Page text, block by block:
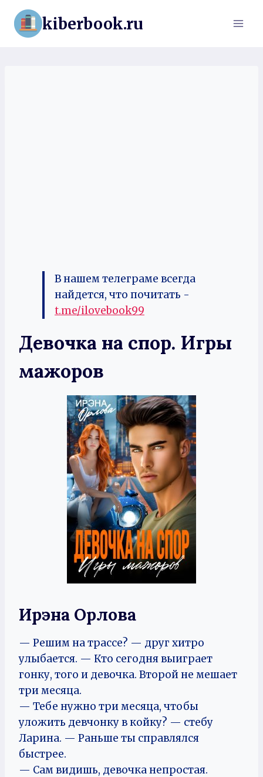
Перейти
содержимому
kiberbook.ru
В нашем телеграме всегда
найдется, что почитать -
t.me/ilovebook99
Девочка на спор. Игры
мажоров
Ирэна Орлова
— Решим на трассе? — друг хитро
улыбается. — Кто сегодня выиграет
гонку, того и девочка. Второй не мешает
три месяца.
— Тебе нужно три месяца, чтобы
уложить девчонку в койку? — стебу
Ларина. — Раньше ты справлялся
быстрее.
— Сам видишь, девочка непростая.